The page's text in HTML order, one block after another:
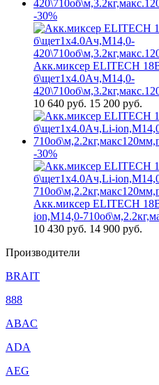
-30%
Акк.миксер ELITECH
б\щет1х4.0Ач,М14,0-
10 640 руб. 15 200 руб.
-30%
Акк.миксер ELITECH
ion,М14,0-
10 430 руб. 14 900 руб.
Производители
BRAIT
888
ABAC
ADA
AEG